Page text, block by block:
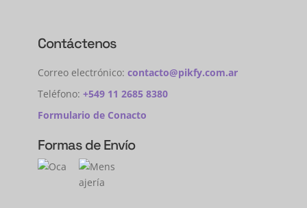
Contáctenos
Correo electrónico: contacto@pikfy.com.ar
Teléfono: +549 11 2685 8380
Formulario de Conacto
Formas de Envío